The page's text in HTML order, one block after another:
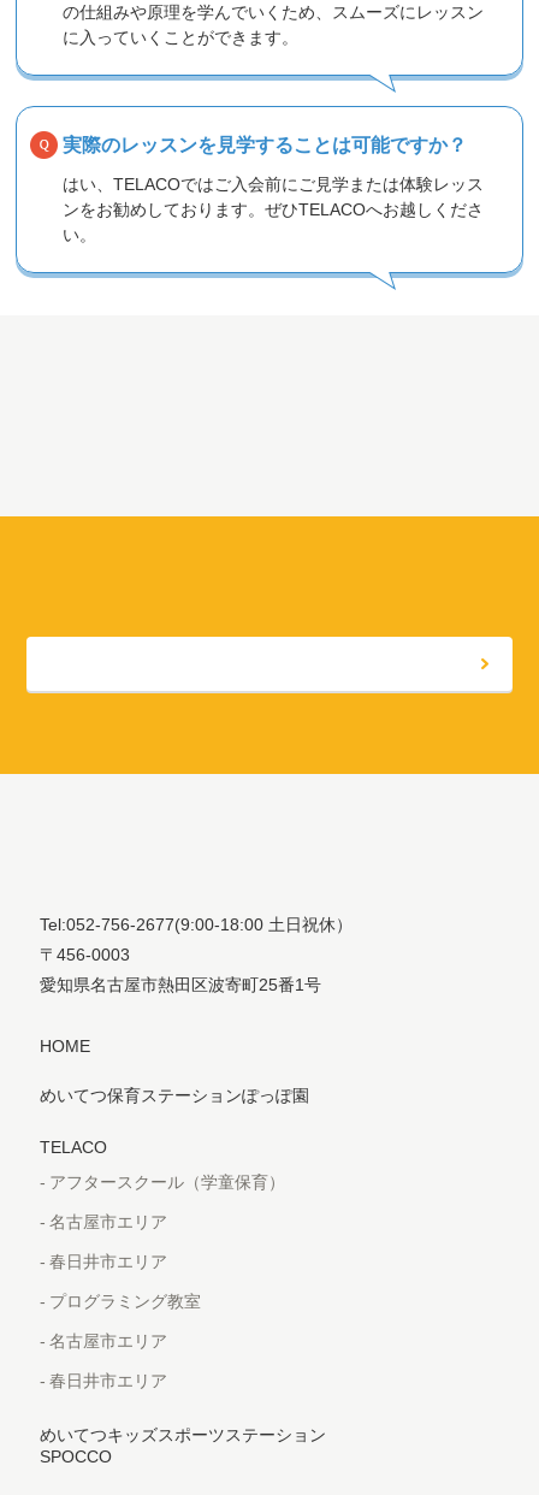
の仕組みや原理を学んでいくため、スムーズにレッスン
に入っていくことができます。
実際のレッスンを見学することは可能ですか？
はい、TELACOではご入会前にご見学または体験レッス
ンをお勧めしております。ぜひTELACOへお越しくださ
い。
Tel:052-756-2677(9:00-18:00 土日祝休）
〒456-0003
愛知県名古屋市熱田区波寄町25番1号
HOME
めいてつ保育ステーションぽっぽ園
TELACO
アフタースクール（学童保育）
名古屋市エリア
春日井市エリア
プログラミング教室
名古屋市エリア
春日井市エリア
めいてつキッズスポーツステーション
SPOCCO